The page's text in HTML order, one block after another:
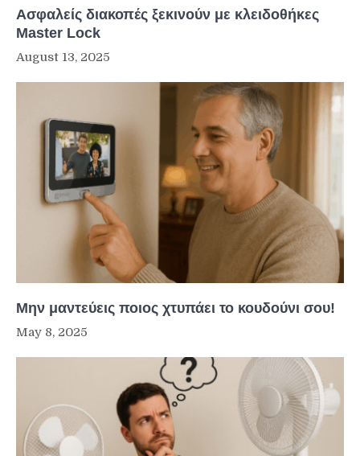
Ασφαλείς διακοπές ξεκινούν με κλειδοθήκες
Master Lock
August 13, 2025
Μην μαντεύεις ποιος χτυπάει το κουδούνι σου!
May 8, 2025